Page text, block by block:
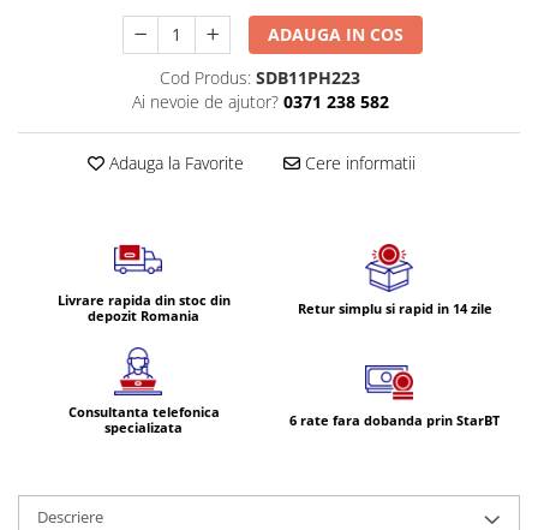
Scania R S G P Next Generation
Volvo Aero
Volvo FH 4 Euro 6
Lumini, Becuri, Proiectoare
Accesorii iluminare LED camioane
Bare LED (LED Bar) off-road, auto
si camion
Becuri Led Auto
ADAUGA IN COS
Cod Produs: SDB11PH223
Ai nevoie de ajutor? 0371 238 582
Adauga la Favorite Cere informatii
Livrare rapida din stoc din
depozit Romania
Retur simplu si rapid in 14 zile
Consultanta telefonica
specializata
6 rate fara dobanda prin StarBT
Descriere